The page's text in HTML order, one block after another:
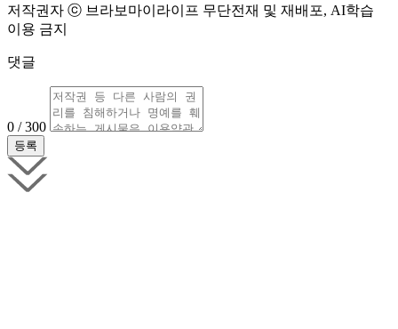
저작권자 ⓒ 브라보마이라이프 무단전재 및 재배포, AI학습
이용 금지
댓글
0 / 300